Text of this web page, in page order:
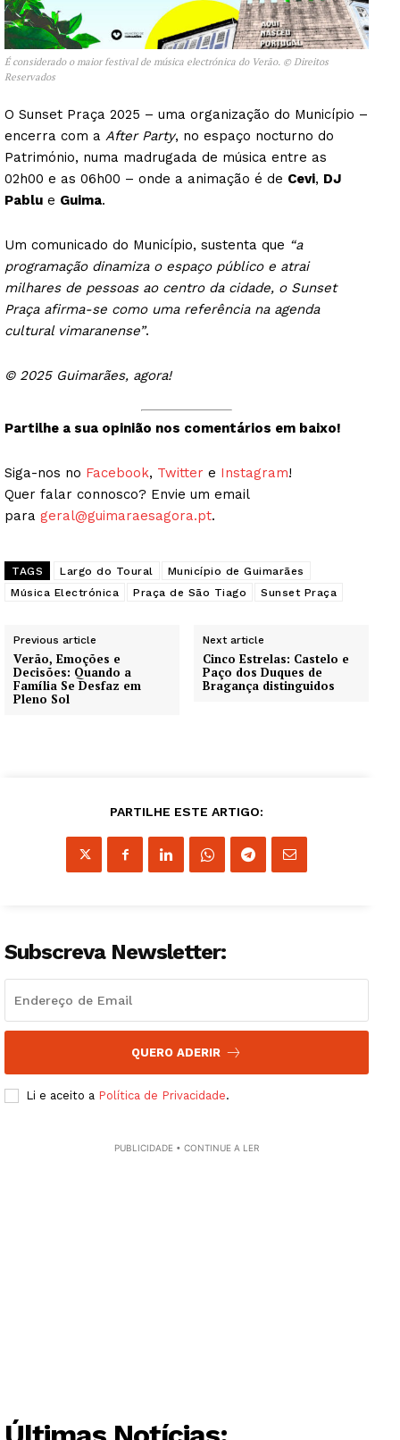
É considerado o maior festival de música electrónica do Verão. © Direitos
Reservados
O Sunset Praça 2025 – uma organização do Município –
encerra com a After Party, no espaço nocturno do
Património, numa madrugada de música entre as
02h00 e as 06h00 – onde a animação é de Cevi, DJ
Pablu e Guima.
Um comunicado do Município, sustenta que “a
programação dinamiza o espaço público e atrai
milhares de pessoas ao centro da cidade, o Sunset
Praça afirma-se como uma referência na agenda
cultural vimaranense”.
© 2025 Guimarães, agora!
Partilhe a sua opinião nos comentários em baixo!
Siga-nos no Facebook, Twitter e Instagram!
Quer falar connosco? Envie um email
para geral@guimaraesagora.pt.
TAGS Largo do Toural
Município de Guimarães
Música Electrónica
Praça de São Tiago Sunset Praça
Previous article
Verão, Emoções e
Decisões: Quando a
Família Se Desfaz em
Pleno Sol
Next article
Cinco Estrelas: Castelo e
Paço dos Duques de
Bragança distinguidos
PARTILHE ESTE ARTIGO:
Subscreva Newsletter:
QUERO ADERIR
Li e aceito a Política de Privacidade.
PUBLICIDADE • CONTINUE A LER